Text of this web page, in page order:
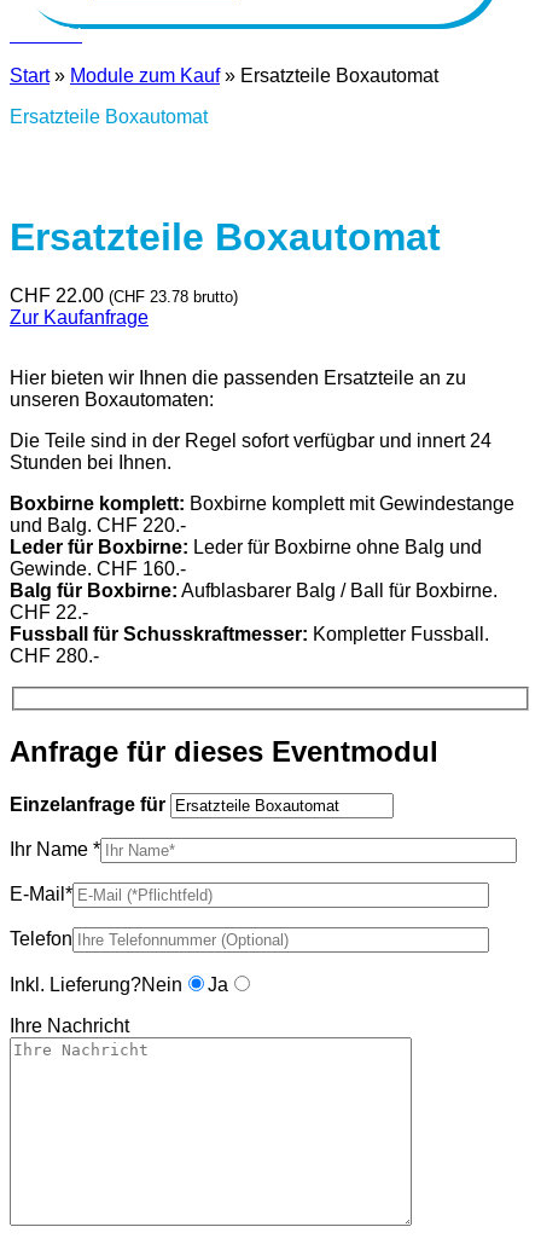
Kontakt
Start» Module zum Kauf» Ersatzteile Boxautomat
Ersatzteile Boxautomat
Ersatzteile Boxautomat
CHF 22.00 (CHF 23.78 brutto)
Zur Kaufanfrage
Hier bieten wir Ihnen die passenden Ersatzteile an zu
unseren Boxautomaten:
Die Teile sind in der Regel sofort verfügbar und innert 24
Stunden bei Ihnen.
Boxbirne komplett: Boxbirne komplett mit Gewindestange
und Balg. CHF 220.-
Leder für Boxbirne: Leder für Boxbirne ohne Balg und
Gewinde. CHF 160.-
Balg für Boxbirne: Aufblasbarer Balg / Ball für Boxbirne.
CHF 22.-
Fussball für Schusskraftmesser: Kompletter Fussball.
CHF 280.-
Anfrage für dieses Eventmodul
Einzelanfrage für
Ihr Name *
E-Mail*
Telefon
Inkl. Lieferung?Nein
Ja
Ihre Nachricht